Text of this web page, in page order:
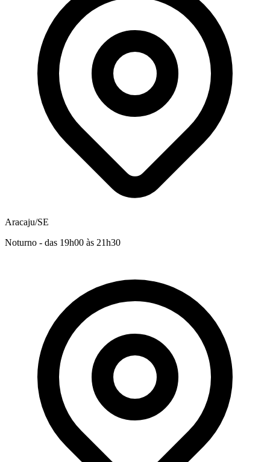
Aracaju/SE
Noturno - das 19h00 às 21h30